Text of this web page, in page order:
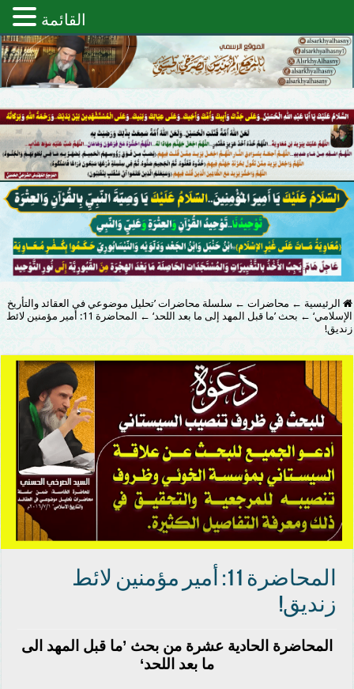
الرئيسية ← محاضرات ← سلسلة محاضرات ’تحليل موضوعي في العقائد والتأريخ
الإسلامي‘ ← بحث ’ما قبل المهد إلى ما بعد اللحد‘ ←
‫‏المحاضرة‬ 11: أمير مؤمنين لائط
زنديق!
‫‏المحاضرة‬ 11: أمير مؤمنين لائط
زنديق!
المحاضرة الحادية عشرة من بحث ’ما قبل المهد الى
ما بعد اللحد‘
القائمة